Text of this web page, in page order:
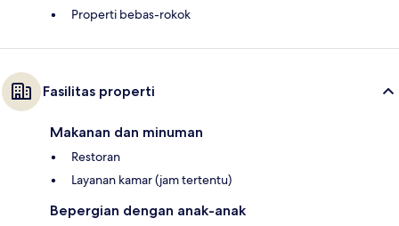
Properti bebas-rokok
Fasilitas properti
Makanan dan minuman
Restoran
Layanan kamar (jam tertentu)
Bepergian dengan anak-anak